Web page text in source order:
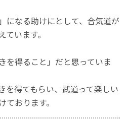
になる助けにとして、合気道が
います。
を得ること」だと思っていま
を得てもらい、武道って楽しい
おります。